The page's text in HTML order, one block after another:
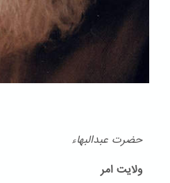
حضرت عبدالبهاء
ولایت امر